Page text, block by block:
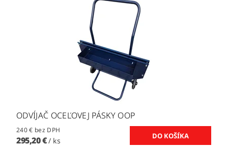
ODVÍJAČ OCEĽOVEJ PÁSKY OOP
240 € bez DPH
295,20 €/ ks